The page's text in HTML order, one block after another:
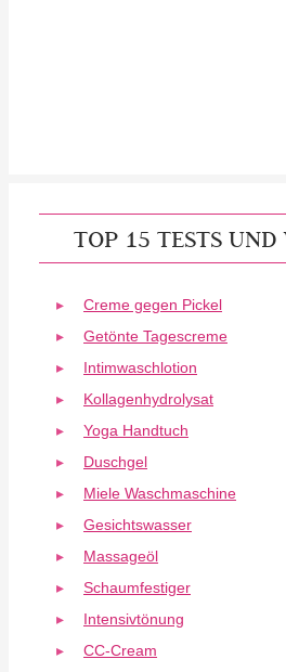
TOP 15 TESTS UND
Creme gegen Pickel
Getönte Tagescreme
Intimwaschlotion
Kollagenhydrolysat
Yoga Handtuch
Duschgel
Miele Waschmaschine
Gesichtswasser
Massageöl
Schaumfestiger
Intensivtönung
CC-Cream